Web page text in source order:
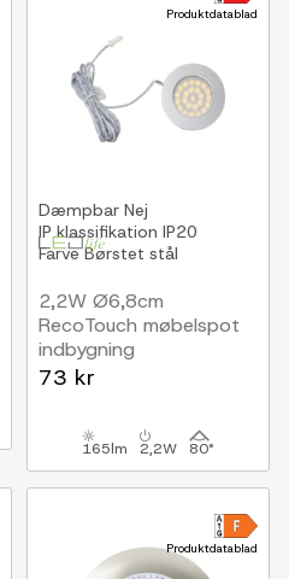
Produktdatablad
Dæmpbar Nej
IP klassifikation IP20
FarveBørstet stål
2,2W Ø6,8cm
RecoTouch møbelspot
indbygning
12V DC, Hul: Ø6 cm,
73 kr
165lm 2,2W 80°
Produktdatablad